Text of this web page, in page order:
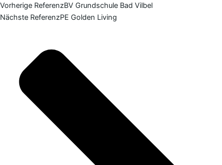
Vorherige ReferenzBV Grundschule Bad Vilbel
Nächste ReferenzPE Golden Living